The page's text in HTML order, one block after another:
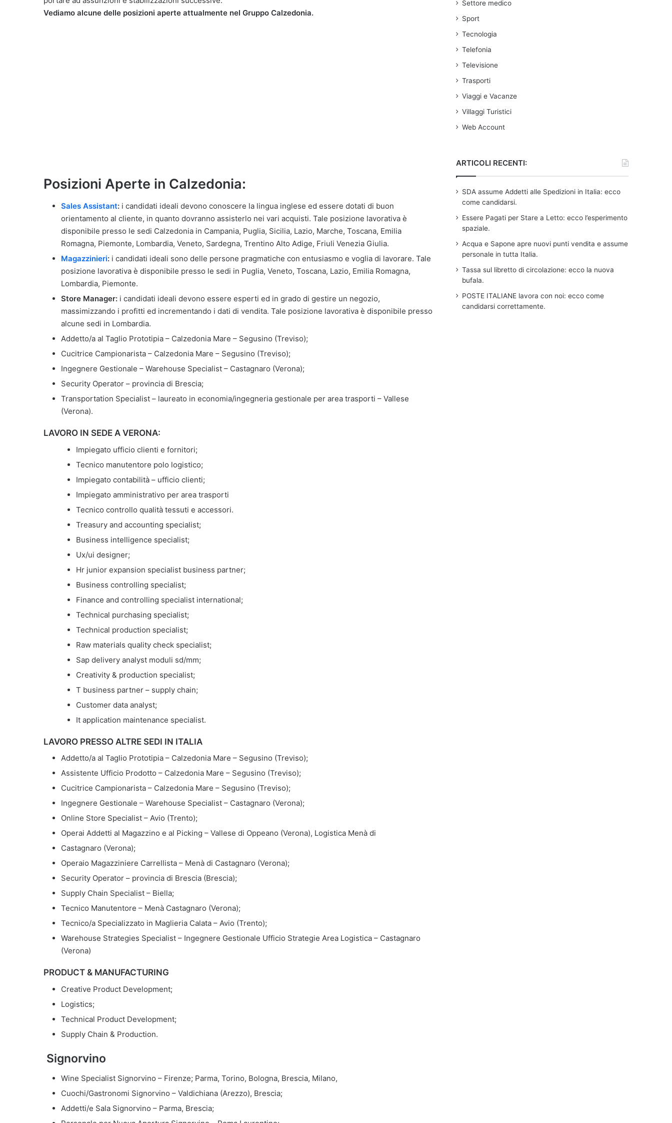
Vediamo alcune delle posizioni aperte attualmente nel Gruppo Calzedonia.
Posizioni Aperte in Calzedonia:
Sales Assistant: i candidati ideali devono conoscere la lingua inglese ed essere dotati di buon
orientamento al cliente, in quanto dovranno assisterlo nei vari acquisti. Tale posizione lavorativa è
disponibile presso le sedi Calzedonia in Campania, Puglia, Sicilia, Lazio, Marche, Toscana, Emilia
Romagna, Piemonte, Lombardia, Veneto, Sardegna, Trentino Alto Adige, Friuli Venezia Giulia.
Magazzinieri: i candidati ideali sono delle persone pragmatiche con entusiasmo e voglia di lavorare. Tale
posizione lavorativa è disponibile presso le sedi in Puglia, Veneto, Toscana, Lazio, Emilia Romagna,
Lombardia, Piemonte.
Store Manager: i candidati ideali devono essere esperti ed in grado di gestire un negozio,
massimizzando i profitti ed incrementando i dati di vendita. Tale posizione lavorativa è disponibile presso
alcune sedi in Lombardia.
Addetto/a al Taglio Prototipia – Calzedonia Mare – Segusino (Treviso);
Cucitrice Campionarista – Calzedonia Mare – Segusino (Treviso);
Ingegnere Gestionale – Warehouse Specialist – Castagnaro (Verona);
Security Operator – provincia di Brescia;
Transportation Specialist – laureato in economia/ingegneria gestionale per area trasporti – Vallese
(Verona).
LAVORO IN SEDE A VERONA:
Impiegato ufficio clienti e fornitori;
Tecnico manutentore polo logistico;
Impiegato contabilità – ufficio clienti;
Impiegato amministrativo per area trasporti
Tecnico controllo qualità tessuti e accessori.
Treasury and accounting specialist;
Business intelligence specialist;
Ux/ui designer;
Hr junior expansion specialist business partner;
Business controlling specialist;
Finance and controlling specialist international;
Technical purchasing specialist;
Technical production specialist;
Raw materials quality check specialist;
Sap delivery analyst moduli sd/mm;
Creativity & production specialist;
T business partner – supply chain;
Customer data analyst;
It application maintenance specialist.
LAVORO PRESSO ALTRE SEDI IN ITALIA
Addetto/a al Taglio Prototipia – Calzedonia Mare – Segusino (Treviso);
Assistente Ufficio Prodotto – Calzedonia Mare – Segusino (Treviso);
Cucitrice Campionarista – Calzedonia Mare – Segusino (Treviso);
Ingegnere Gestionale – Warehouse Specialist – Castagnaro (Verona);
Online Store Specialist – Avio (Trento);
Operai Addetti al Magazzino e al Picking – Vallese di Oppeano (Verona), Logistica Menà di
Castagnaro (Verona);
Operaio Magazziniere Carrellista – Menà di Castagnaro (Verona);
Security Operator – provincia di Brescia (Brescia);
Supply Chain Specialist – Biella;
Tecnico Manutentore – Menà Castagnaro (Verona);
Tecnico/a Specializzato in Maglieria Calata – Avio (Trento);
Warehouse Strategies Specialist – Ingegnere Gestionale Ufficio Strategie Area Logistica – Castagnaro
(Verona)
PRODUCT & MANUFACTURING
Creative Product Development;
Logistics;
Technical Product Development;
Supply Chain & Production.
Signorvino
Wine Specialist Signorvino – Firenze; Parma, Torino, Bologna, Brescia, Milano,
Cuochi/Gastronomi Signorvino – Valdichiana (Arezzo), Brescia;
Addetti/e Sala Signorvino – Parma, Brescia;
Settore medico
Sport
Tecnologia
Telefonia
Televisione
Trasporti
Viaggi e Vacanze
Villaggi Turistici
Web Account
ARTICOLI RECENTI:
SDA assume Addetti alle Spedizioni in Italia: ecco
come candidarsi.
Essere Pagati per Stare a Letto: ecco l’esperimento
spaziale.
Acqua e Sapone apre nuovi punti vendita e assume
personale in tutta Italia.
Tassa sul libretto di circolazione: ecco la nuova
bufala.
POSTE ITALIANE lavora con noi: ecco come
candidarsi correttamente.